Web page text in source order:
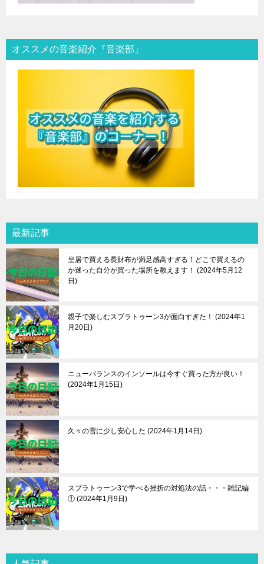
オススメの音楽紹介『音楽部』
最新記事
皇居で買える長財布が満足感高すぎる！どこで買えるの
か迷った自分が買った場所を教えます！
2024年5月12
日
親子で楽しむスプラトゥーン3が面白すぎた！
2024年1
月20日
ニューバランスのインソールは今すぐ買った方が良い！
2024年1月15日
久々の雪に少し安心した 2024年1月14日
スプラトゥーン3で学べる挫折の対処法の話・・・雑記編
① 2024年1月9日